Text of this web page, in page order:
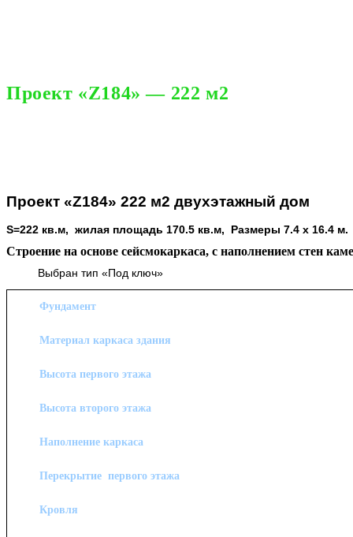
Проект «Z184» — 222 м2
Проект «Z184» 222 м2 двухэтажный дом
S=222 кв.м, жилая площадь 170.5 кв.м, Размеры 7.4 x 16.4 м.
Строение на основе сейсмокаркаса, с наполнением стен
Выбран тип «Под ключ»
Фундамент
Материал каркаса здания
Высота первого этажа
Высота второго этажа
Наполнение каркаса
Перекрытие первого этажа
Кровля